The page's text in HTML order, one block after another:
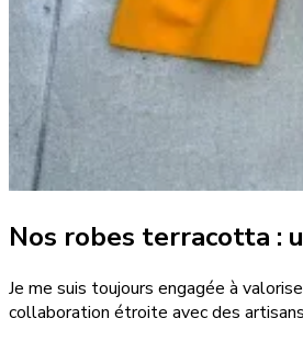
Nos robes terracotta :
Je me suis toujours engagée à
collaboration étroite avec des